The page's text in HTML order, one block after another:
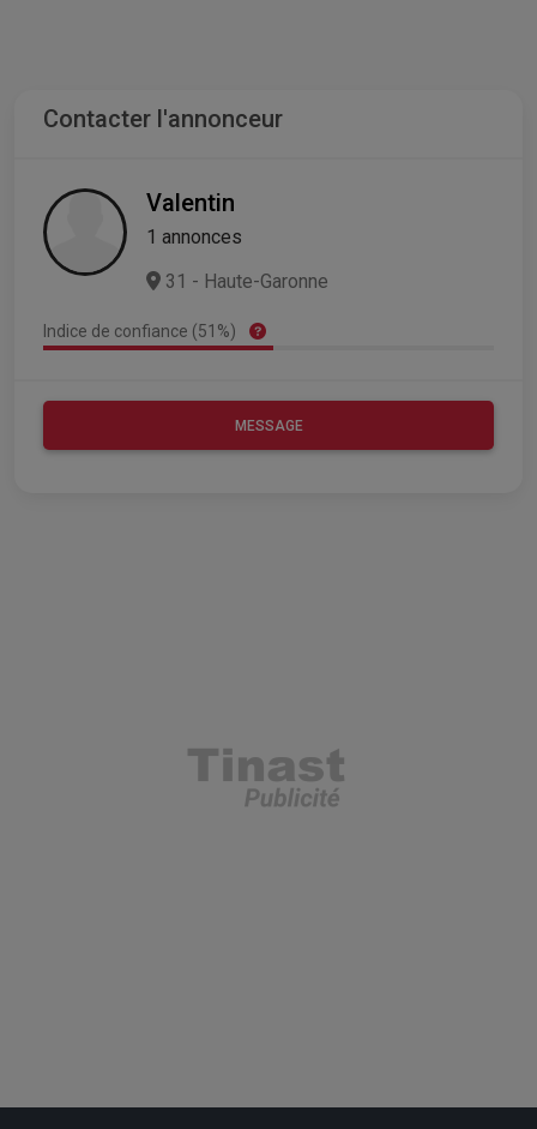
Contacter l'annonceur
Valentin
1 annonces
31 - Haute-Garonne
Indice de confiance (51%)
MESSAGE